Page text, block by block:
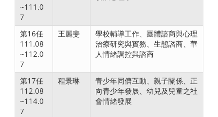
~111.0
7
第16任
111.08
~112.0
7
王麗斐
學校輔導工作、團體諮商與心理
治療研究與實務、生態諮商、華
人情緒調控與諮商
第17任
112.08
~114.0
7
程景琳
青少年同儕互動、親子關係、正
向青少年發展、幼兒及兒童之社
會情緒發展